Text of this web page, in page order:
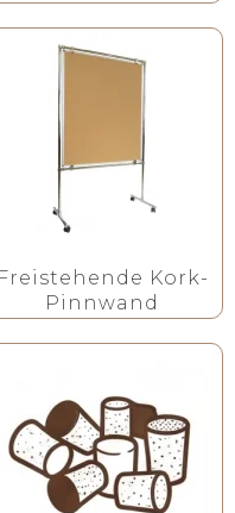
Freistehende Kork-
Pinnwand